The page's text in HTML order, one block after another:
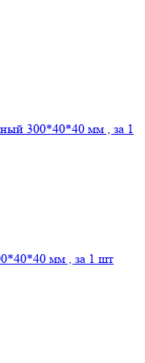
300*40*40 мм , за 1
мм , за 1 шт